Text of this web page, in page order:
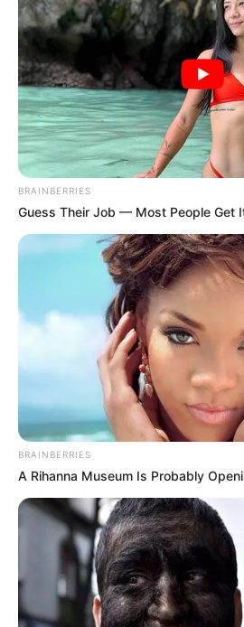
BRAINBERRIES
Guess Their Job — Most People Get
BRAINBERRIES
A Rihanna Museum Is Probably